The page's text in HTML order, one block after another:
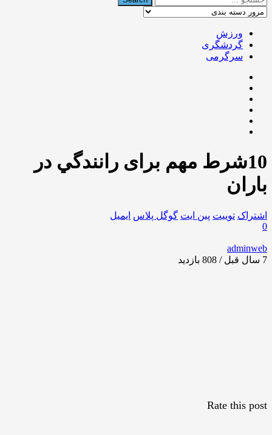
ورزش
گردشگری
سرگرمی
10شرط مهم برای رانندگي در
باران
اشتراک توییت پین ایت گوگل‌ پلاس ایمیل
0
adminweb
7 سال قبل / 808
بازدید
Rate this post